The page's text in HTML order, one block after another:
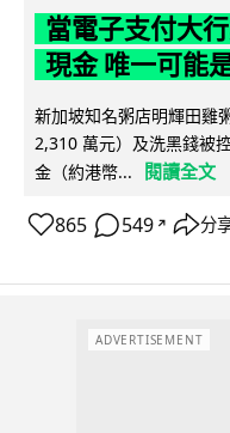
當電子支付大
現金 唯一可能
新加坡知名粥店明輝田雞
2,310 萬元）及洗黑錢被
金（約港幣...
閱讀全文
865 549 ↗ 分
ADVERTISEMENT